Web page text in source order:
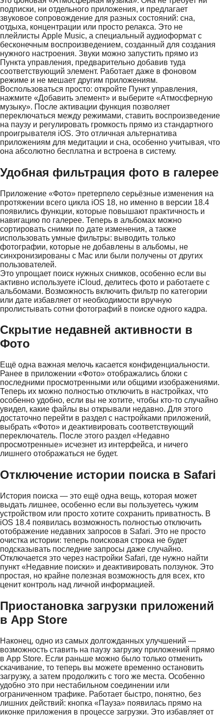
подписки, ни отдельного приложения, и предлагает
звуковое сопровождение для разных состояний: сна,
отдыха, концентрации или просто релакса. Это не
плейлисты Apple Music, а специальный аудиоформат с
бесконечным воспроизведением, созданный для создания
нужного настроения. Звуки можно запустить прямо из
Пункта управления, предварительно добавив туда
соответствующий элемент. Работает даже в фоновом
режиме и не мешает другим приложениям.
Воспользоваться просто: откройте Пункт управления,
нажмите «Добавить элемент» и выберите «Атмосферную
музыку». После активации функция позволяет
переключаться между режимами, ставить воспроизведение
на паузу и регулировать громкость прямо из стандартного
проигрывателя iOS. Это отличная альтернатива
приложениям для медитации и сна, особенно учитывая, что
она абсолютно бесплатна и встроена в систему.
Удобная фильтрация фото в галерее
Приложение «Фото» претерпело серьёзные изменения на
протяжении всего цикла iOS 18, но именно в версии 18.4
появились функции, которые повышают практичность и
навигацию по галерее. Теперь в альбомах можно
сортировать снимки по дате изменения, а также
использовать умные фильтры: выводить только
фотографии, которые не добавлены в альбомы, не
синхронизированы с Mac или были получены от других
пользователей.
Это упрощает поиск нужных снимков, особенно если вы
активно используете iCloud, делитесь фото и работаете с
альбомами. Возможность включить фильтр по категории
или дате избавляет от необходимости вручную
пролистывать сотни фотографий в поиске одного кадра.
Скрытие недавней активности в
Фото
Ещё одна важная мелочь касается конфиденциальности.
Ранее в приложении «Фото» отображались блоки с
последними просмотренными или общими изображениями.
Теперь их можно полностью отключить в настройках, что
особенно удобно, если вы не хотите, чтобы кто-то случайно
увидел, какие файлы вы открывали недавно. Для этого
достаточно перейти в раздел с настройками приложений,
выбрать «Фото» и деактивировать соответствующий
переключатель. После этого раздел «Недавно
просмотренные» исчезнет из интерфейса, и ничего
лишнего отображаться не будет.
Отключение истории поиска в Safari
История поиска — это ещё одна вещь, которая может
выдать лишнее, особенно если вы пользуетесь чужим
устройством или просто хотите сохранить приватность. В
iOS 18.4 появилась возможность полностью отключить
отображение недавних запросов в Safari. Это не просто
очистка истории: теперь поисковая строка не будет
подсказывать последние запросы даже случайно.
Отключается это через настройки Safari, где нужно найти
пункт «Недавние поиски» и деактивировать ползунок. Это
простая, но крайне полезная возможность для всех, кто
ценит контроль над личной информацией.
Приостановка загрузки приложений
в App Store
Наконец, одно из самых долгожданных улучшений —
возможность ставить на паузу загрузку приложений прямо
в App Store. Если раньше можно было только отменить
скачивание, то теперь вы можете временно остановить
загрузку, а затем продолжить с того же места. Особенно
удобно это при нестабильном соединении или
ограниченном трафике. Работает быстро, понятно, без
лишних действий: кнопка «Пауза» появилась прямо на
иконке приложения в процессе загрузки. Это избавляет от